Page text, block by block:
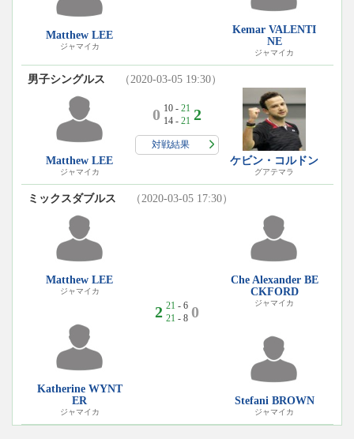
Matthew LEE
ジャマイカ
Kemar VALENTI
NE
ジャマイカ
男子シングルス （2020-03-05 19:30）
Matthew LEE
ジャマイカ
0 10 - 21
14 - 21 2
対戦結果
ケビン・コルドン
グアテマラ
ミックスダブルス （2020-03-05 17:30）
Matthew LEE
ジャマイカ
Katherine WYNT
ER
ジャマイカ
2 21 - 6
21 - 8 0
Che Alexander BE
CKFORD
ジャマイカ
Stefani BROWN
ジャマイカ